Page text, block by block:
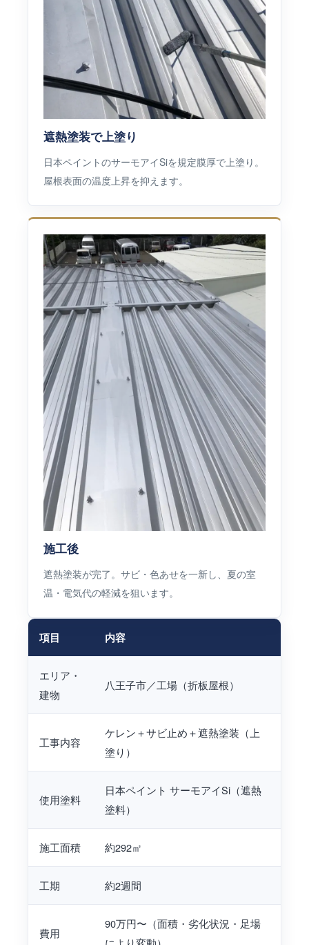
遮熱塗装で上塗り
日本ペイントのサーモアイSiを規定膜厚で上塗り。
屋根表面の温度上昇を抑えます。
施工後
遮熱塗装が完了。サビ・色あせを一新し、夏の室
温・電気代の軽減を狙います。
項目 内容
エリア・
建物
八王子市／工場（折板屋根）
工事内容
ケレン＋サビ止め＋遮熱塗装（上
塗り）
使用塗料
日本ペイント サーモアイSi（遮熱
塗料）
施工面積 約292㎡
工期 約2週間
費用
90万円〜（面積・劣化状況・足場